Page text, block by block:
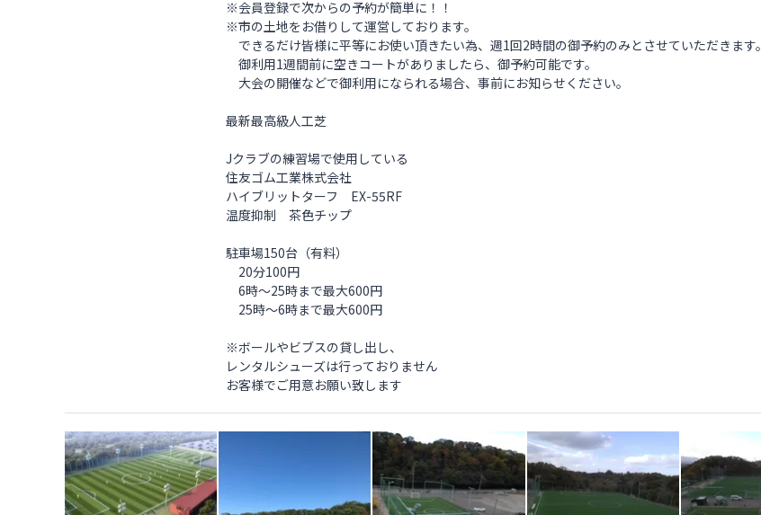
※会員登録で次からの予約が簡単に！！
※市の土地をお借りして運営しております。
できるだけ皆様に平等にお使い頂きたい為、週1回2時間の御予約のみとさせていただきます。
御利用1週間前に空きコートがありましたら、御予約可能です。
大会の開催などで御利用になられる場合、事前にお知らせください。
最新最高級人工芝
Jクラブの練習場で使用している
住友ゴム工業株式会社
ハイブリットターフ EX-55RF
温度抑制 茶色チップ
駐車場150台（有料）
20分100円
6時～25時まで最大600円
25時～6時まで最大600円
※ボールやビブスの貸し出し、
レンタルシューズは行っておりません
お客様でご用意お願い致します